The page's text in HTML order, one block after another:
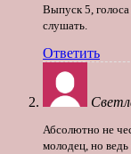
Выпуск 5,
слушать.
Ответить
Абсолютно не
молодец, но